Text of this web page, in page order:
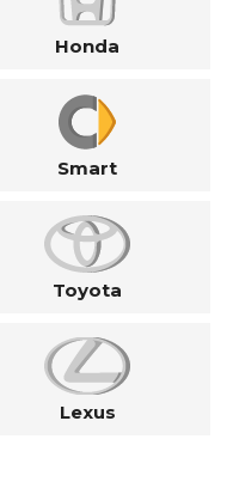
Honda
Smart
Toyota
Lexus